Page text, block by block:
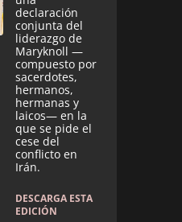
declaración
conjunta del
liderazgo de
Maryknoll —
compuesto por
sacerdotes,
hermanos,
hermanas y
laicos— en la
que se pide el
cese del
conflicto en
Irán.
DESCARGA ESTA
EDICIÓN